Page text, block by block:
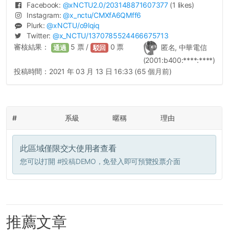
Facebook: @xNCTU2.0/203148871607377 (1 likes)
Instagram:@x_nctu/CMXfA6QMff6
Plurk:@xNCTU/o9lqiq
Twitter: @x_NCTU/1370785524466675713
匿名, 中華電信
(2001:b400:****:****)
審核結果： 通過 5 票 / 駁回 0 票
投稿時間： 2021 年 03 月 13 日 16:33 (65 個月前)
# 系級 暱稱 理由
此區域僅限交大使用者查看
您可以打開 #投稿DEMO ，免登入即可預覽投票介面
推薦文章